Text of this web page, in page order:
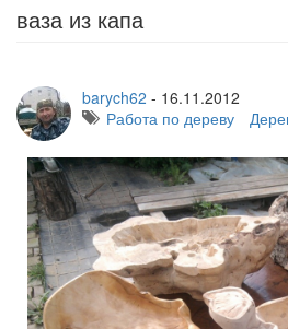
ваза из капа
barych62 - 16.11.2012
Работа по дереву